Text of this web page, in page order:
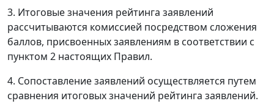
3. Итоговые значения рейтинга заявлений
рассчитываются комиссией посредством сложения
баллов, присвоенных заявлениям в соответствии с
пунктом 2 настоящих Правил.
4. Сопоставление заявлений осуществляется путем
сравнения итоговых значений рейтинга заявлений.